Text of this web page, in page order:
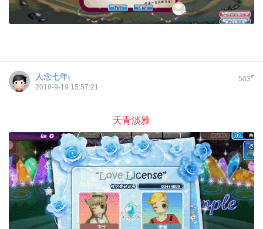
503#
人念七年ι
2018-9-19 15:57:21
天青淡雅